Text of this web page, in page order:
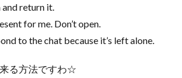
return it.
for me. Don’t open.
to the chat because it’s left alone.
る方法ですわ☆